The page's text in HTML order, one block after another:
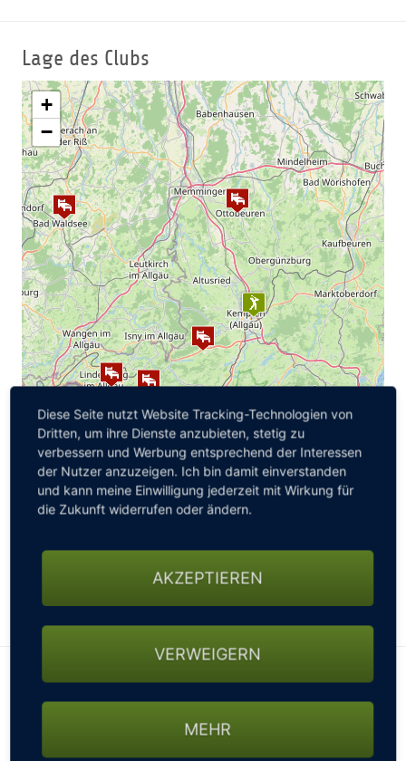
Lage des Clubs
+
−
Hotels in der Umgebung
HOTEL HANUSEL HOF****S
WEITNAU-HELLENGERST
Diese Seite nutzt Website Tracking-Technologien von
Dritten, um ihre Dienste anzubieten, stetig zu
verbessern und Werbung entsprechend der Interessen
der Nutzer anzuzeigen. Ich bin damit einverstanden
und kann meine Einwilligung jederzeit mit Wirkung für
die Zukunft widerrufen oder ändern.
AKZEPTIEREN
VERWEIGERN
MEHR